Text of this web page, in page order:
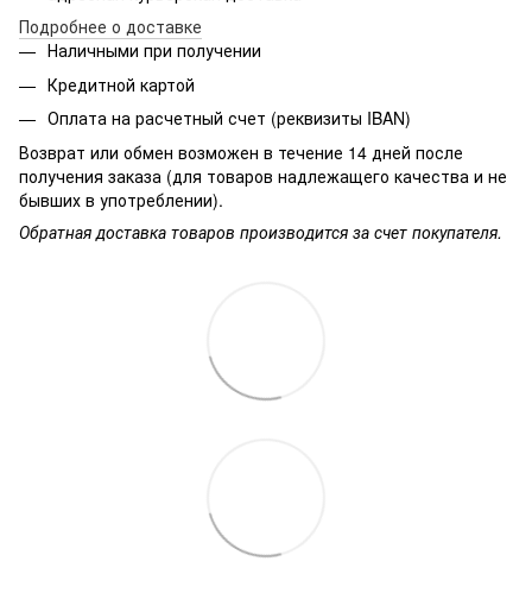
Подробнее о доставке
Наличными при получении
Кредитной картой
Оплата на расчетный счет (реквизиты IBAN)
Возврат или обмен возможен в течение 14 дней после
получения заказа (для товаров надлежащего качества и не
бывших в употреблении).
Обратная доставка товаров производится за счет покупателя.